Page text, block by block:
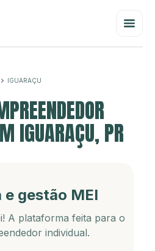
IGUARAÇU
IGUARAÇU, PR
gestão MEI
A plataforma feita para o
individual.